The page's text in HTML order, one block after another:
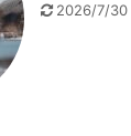
2026/7/30